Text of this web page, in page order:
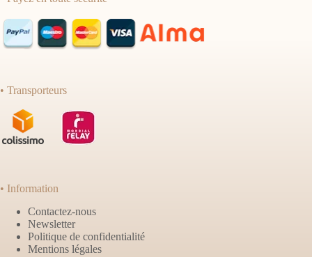
• Transporteurs
• Information
Contactez-nous
Newsletter
Politique de confidentialité
Mentions légales